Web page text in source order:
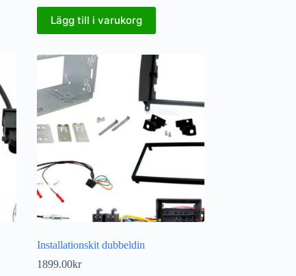
Lägg till i varukorg
Installationskit dubbeldin
1899.00kr